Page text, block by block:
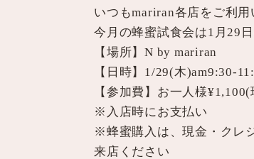
いつもmariran各店をご利用
今月の蜂蜜試食会は1月29
【場所】N by mariran
【日時】1/29(木)am9:30-
【参加費】お一人様
※入店時にお支払い
※蜂蜜購入は、現金・クレ
来店ください